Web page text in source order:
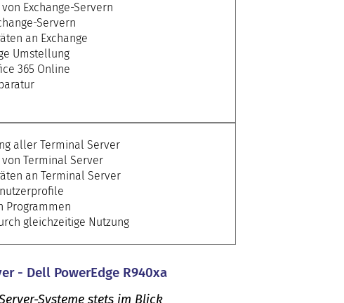
Exchange-Servern
Servern
an Exchange
Umstellung
365 Online
aller Terminal Server
Terminal Server
an Terminal Server
Programmen
gleichzeitige Nutzung
- Dell PowerEdge R940xa
Systeme stets im Blick